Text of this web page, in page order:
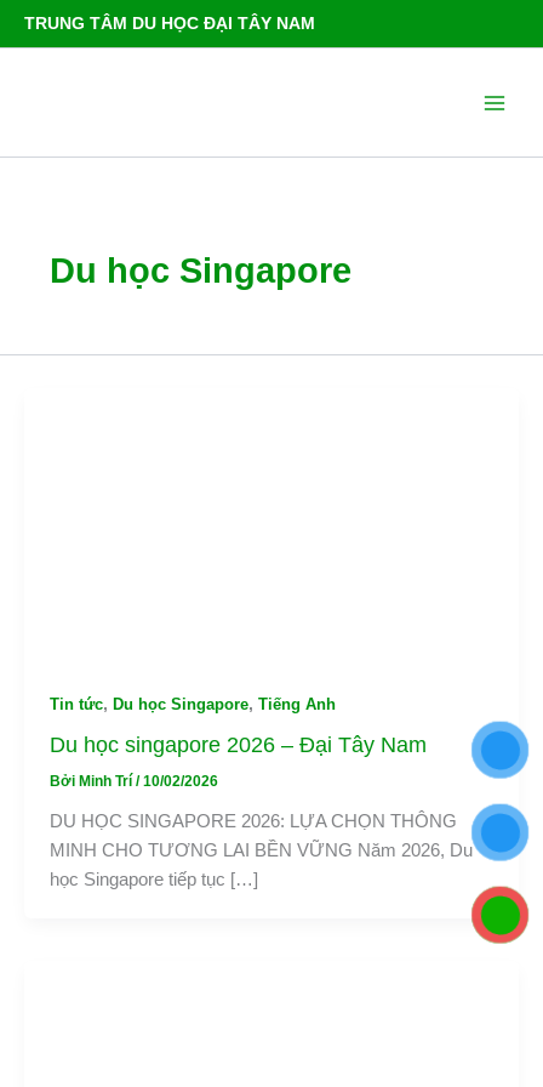
TRUNG TÂM DU HỌC ĐẠI TÂY NAM
Du học Singapore
Tin tức, Du học Singapore, Tiếng Anh
Du học singapore 2026 – Đại Tây Nam
Bởi Minh Trí /10/02/2026
DU HỌC SINGAPORE 2026: LỰA CHỌN THÔNG
MINH CHO TƯƠNG LAI BỀN VỮNG Năm 2026, Du
học Singapore tiếp tục […]